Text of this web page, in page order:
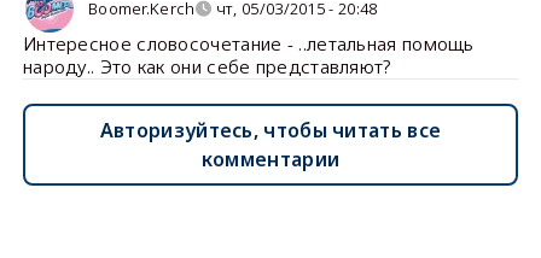
Boomer.Kerch чт, 05/03/2015 - 20:48
Интересное словосочетание - ..летальная помощь
народу.. Это как они себе представляют?
Авторизуйтесь, чтобы читать все
комментарии